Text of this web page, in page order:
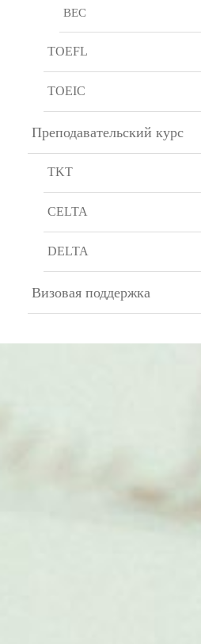
BEC
TOEFL
TOEIC
Преподавательский курс
TKT
CELTA
DELTA
Визовая поддержка